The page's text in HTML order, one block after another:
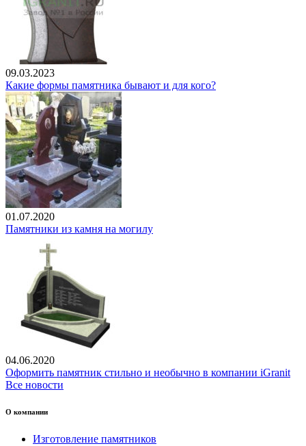
09.03.2023
Какие формы памятника бывают и для кого?
01.07.2020
Памятники из камня на могилу
04.06.2020
Оформить памятник стильно и необычно в компании iGranit
Все новости
О компании
Изготовление памятников